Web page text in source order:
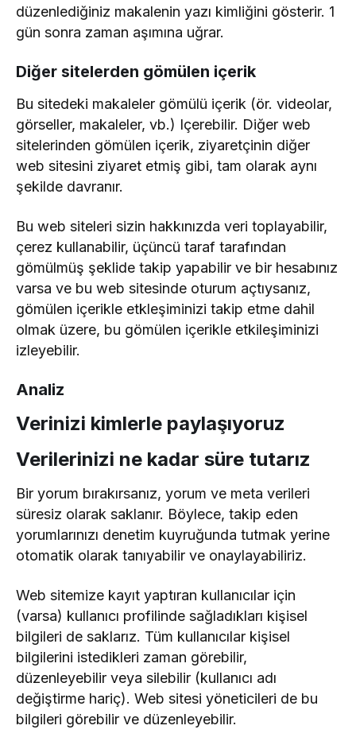
düzenlediğiniz makalenin yazı kimliğini gösterir. 1
gün sonra zaman aşımına uğrar.
Diğer sitelerden gömülen içerik
Bu sitedeki makaleler gömülü içerik (ör. videolar,
görseller, makaleler, vb.) Içerebilir. Diğer web
sitelerinden gömülen içerik, ziyaretçinin diğer
web sitesini ziyaret etmiş gibi, tam olarak aynı
şekilde davranır.
Bu web siteleri sizin hakkınızda veri toplayabilir,
çerez kullanabilir, üçüncü taraf tarafından
gömülmüş şeklide takip yapabilir ve bir hesabınız
varsa ve bu web sitesinde oturum açtıysanız,
gömülen içerikle etkleşiminizi takip etme dahil
olmak üzere, bu gömülen içerikle etkileşiminizi
izleyebilir.
Analiz
Verinizi kimlerle paylaşıyoruz
Verilerinizi ne kadar süre tutarız
Bir yorum bırakırsanız, yorum ve meta verileri
süresiz olarak saklanır. Böylece, takip eden
yorumlarınızı denetim kuyruğunda tutmak yerine
otomatik olarak tanıyabilir ve onaylayabiliriz.
Web sitemize kayıt yaptıran kullanıcılar için
(varsa) kullanıcı profilinde sağladıkları kişisel
bilgileri de saklarız. Tüm kullanıcılar kişisel
bilgilerini istedikleri zaman görebilir,
düzenleyebilir veya silebilir (kullanıcı adı
değiştirme hariç). Web sitesi yöneticileri de bu
bilgileri görebilir ve düzenleyebilir.